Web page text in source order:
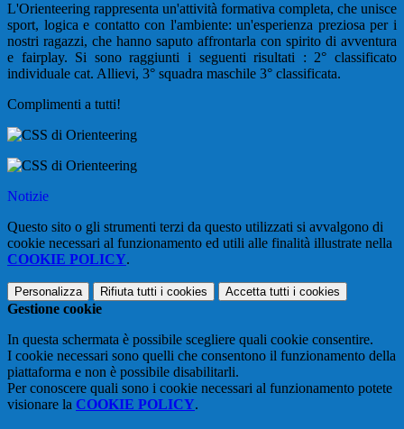
L'Orienteering rappresenta un'attività formativa completa, che unisce
sport, logica e contatto con l'ambiente: un'esperienza preziosa per i
nostri ragazzi, che hanno saputo affrontarla con spirito di avventura
e fairplay. Si sono raggiunti i seguenti risultati : 2° classificato
individuale cat. Allievi, 3° squadra maschile 3° classificata.
Complimenti a tutti!
Notizie
Questo sito o gli strumenti terzi da questo utilizzati si avvalgono di
cookie necessari al funzionamento ed utili alle finalità illustrate nella
COOKIE POLICY.
Personalizza Rifiuta tutti i cookies Accetta tutti i cookies
Gestione cookie
In questa schermata è possibile scegliere quali cookie consentire.
I cookie necessari sono quelli che consentono il funzionamento della
piattaforma e non è possibile disabilitarli.
Per conoscere quali sono i cookie necessari al funzionamento potete
visionare la COOKIE POLICY.